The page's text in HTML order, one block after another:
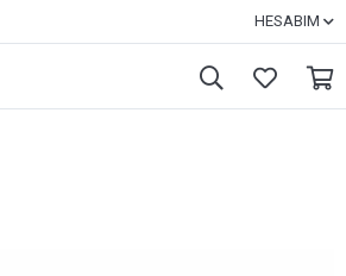
HESABIM